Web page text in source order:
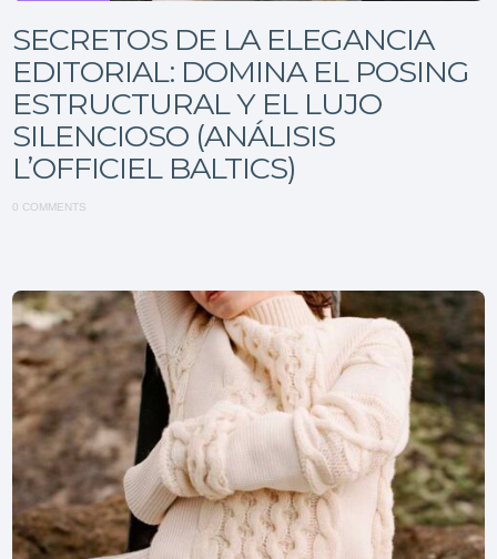
SECRETOS DE LA ELEGANCIA
EDITORIAL: DOMINA EL POSING
ESTRUCTURAL Y EL LUJO
SILENCIOSO (ANÁLISIS
L’OFFICIEL BALTICS)
0 COMMENTS